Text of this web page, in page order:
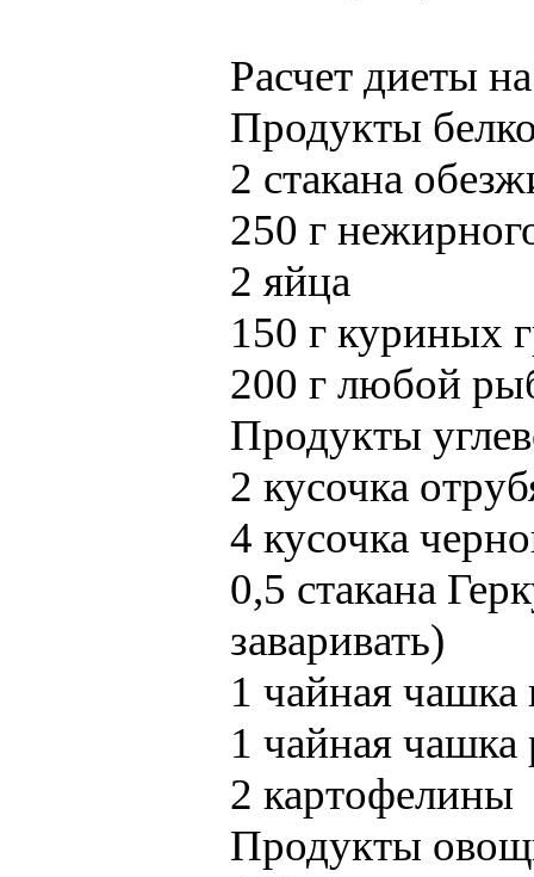
Расчет диеты
Продукты
2 стакана
250 г
2 яйца
150 г куриных
200 г любой
Продукты
2 кусочка
4 кусочка
0,5 стакана
заваривать)
1 чайная чашка
1 чайная чашка
2 картофелины
Продукты